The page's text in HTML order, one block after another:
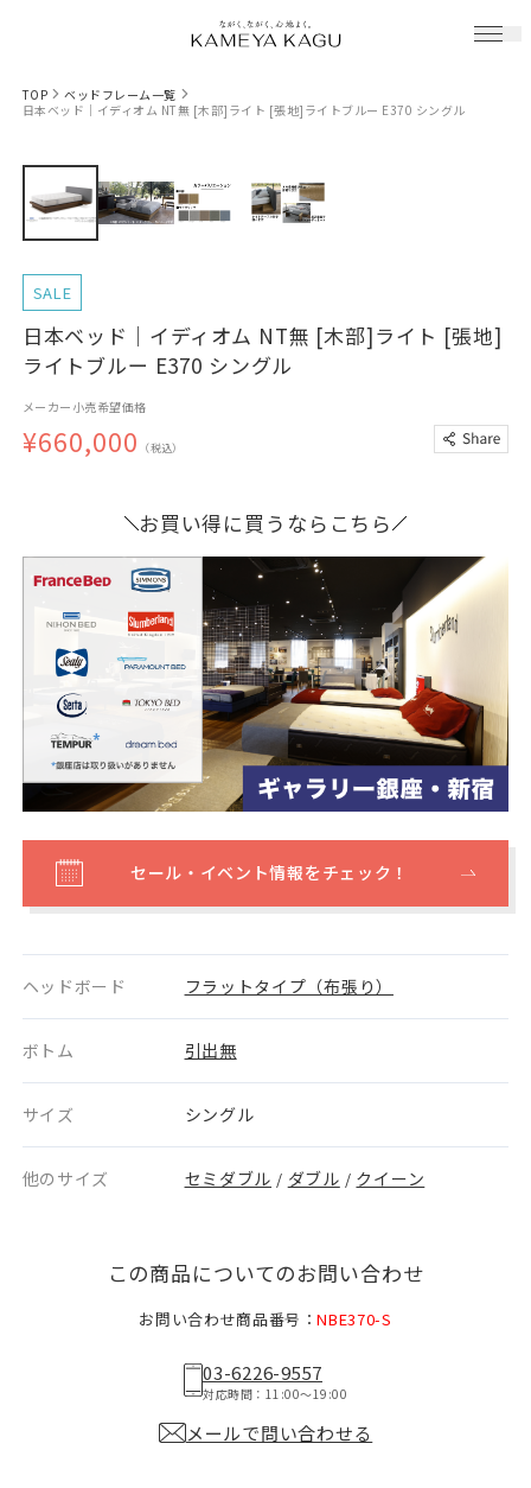
TOP
ベッドフレーム一覧
日本ベッド｜イディオム NT無 [木部]ライト [張地]ライトブルー E370 シングル
SALE
日本ベッド｜イディオム NT無 [木部]ライト [張地]
ライトブルー E370 シングル
メーカー小売希望価格
¥660,000 （税込）
お買い得に買うならこちら
セール・イベント情報をチェック！
ヘッドボード フラットタイプ（布張り）
ボトム 引出無
サイズ シングル
他のサイズ セミダブル / ダブル / クイーン
この商品についてのお問い合わせ
お問い合わせ商品番号：NBE370-S
03-6226-9557
対応時間：11:00〜19:00
メールで問い合わせる